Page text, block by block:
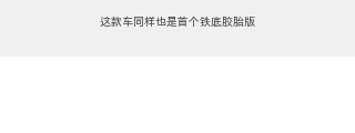
这款车同样也是首个铁底胶胎版